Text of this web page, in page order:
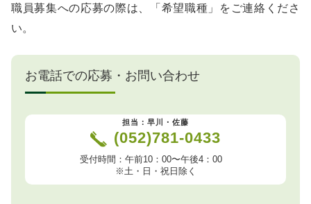
職員募集への応募の際は、「希望職種」をご連絡くださ
い。
お電話での応募・お問い合わせ
担当：早川・佐藤
(052)781-0433
受付時間：午前10：00〜午後4：00
※土・日・祝日除く